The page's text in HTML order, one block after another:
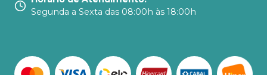
Segunda a Sexta das 08:00h às 18:00h